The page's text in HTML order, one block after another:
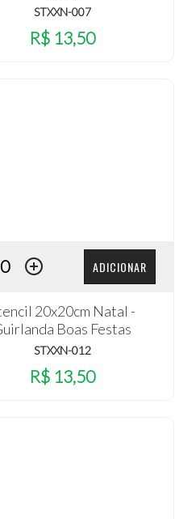
STXXN-007
R$ 13,50
ADICIONAR
20x20cm Natal -
Boas Festas
STXXN-012
R$ 13,50